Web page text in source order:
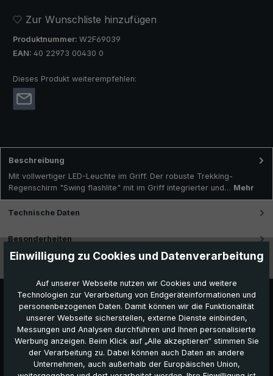
Zur Wunschliste hinzufügen
Produktnummer: W2F69039
EAN: 40 22973 00430 0
Dieses Produkt weiterempfehlen:
Beschreibung
Mit vollwertiger LED-Leuchte im Griff. Der robuste Trekking-
Regenschirm "Swing flashlite" mit im Griff integrierter und… Mehr
Technische Daten
Besonderheiten
Einwilligung zu Cookies und Datenverarbeitung
Auf unserer Webseite nutzen wir Cookies und weitere
Technologien zur Verarbeitung von Endgeräteinformationen und
personenbezogenen Daten. Damit können wir die Funktionalität
unserer Webseite sicherstellen, externe Dienste einbinden,
Messungen und Analysen durchführen und Ihnen personalisierte
Werbung anzeigen. Beim Klick auf „Alle akzeptieren“ stimmen Sie
der Verarbeitung zu. Dabei können auch Daten an andere
Unternehmen, auch außerhalb der Europäischen Union,